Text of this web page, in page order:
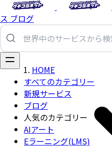
ス ブログ
すべてのカテゴリー
新規サービス
ブログ
人気のカテゴリー
AIアート
Eラーニング(LMS)
HOME